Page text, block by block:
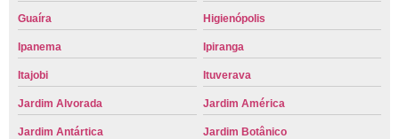
Guaíra Higienópolis
Ipanema Ipiranga
Itajobi Ituverava
Jardim Alvorada Jardim América
Jardim Antártica Jardim Botânico